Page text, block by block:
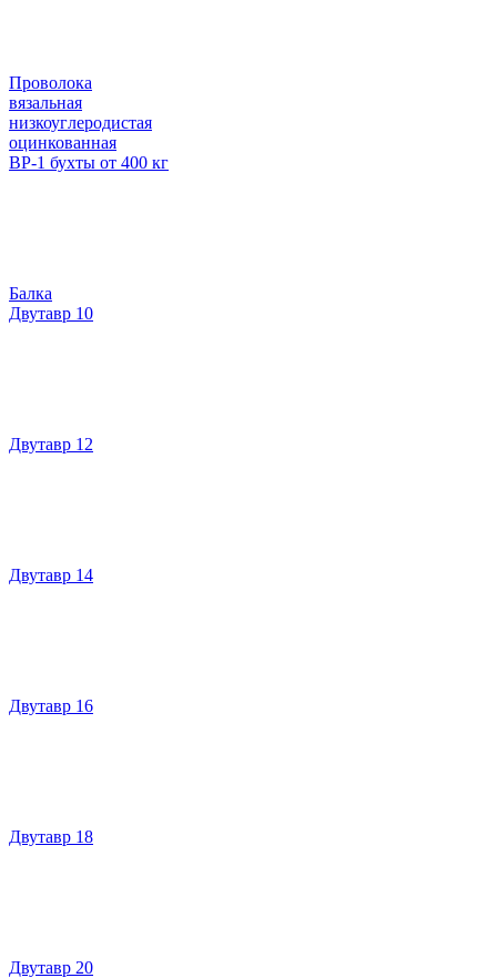
Проволока
вязальная
низкоуглеродистая
оцинкованная
ВР-1 бухты от 400 кг
Балка
Двутавр 10
Двутавр 12
Двутавр 14
Двутавр 16
Двутавр 18
Двутавр 20